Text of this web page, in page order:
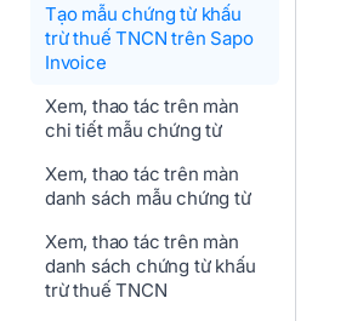
Tạo mẫu chứng từ khấu
trừ thuế TNCN trên Sapo
Invoice
Xem, thao tác trên màn
chi tiết mẫu chứng từ
Xem, thao tác trên màn
danh sách mẫu chứng từ
Xem, thao tác trên màn
danh sách chứng từ khấu
trừ thuế TNCN